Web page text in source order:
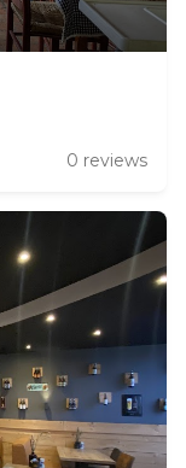
0 reviews